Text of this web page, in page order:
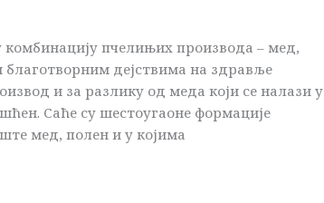
пчелињих производа – мед,
дејствима на здравље
и за разлику од меда који се налази у
Саће су шестоугаоне формације
мед, полен и у којима